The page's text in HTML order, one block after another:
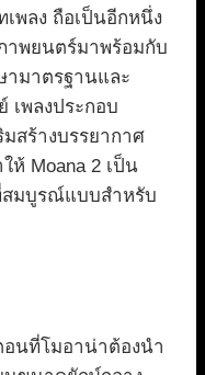
พลง ถือเป็นอีกหนึ่ง
าพยนตร์มาพร้อมกับ
ามาตรฐานและ
เพลงประกอบ
สร้างบรรยากาศ
ห้ Moana 2 เป็น
สมบูรณ์แบบสำหรับ
นที่โมอาน่าต้องนำ